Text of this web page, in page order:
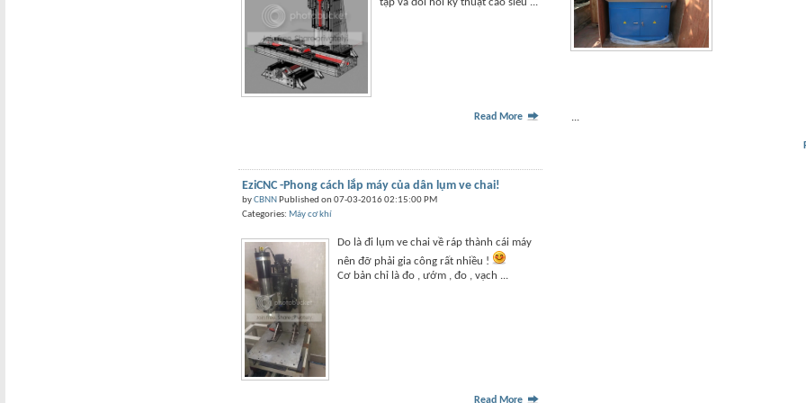
Read More
EziCNC -Phong cách lắp máy của dân lụm ve chai!
byCBNN Published on 07-03-2016 02:15:00 PM
Categories: Máy cơ khí
Do là đi lụm ve chai về ráp thành cái máy
nên đỡ phải gia công rất nhiều !
Cơ bản chỉ là đo , ướm , đo , vạch ...
Read More